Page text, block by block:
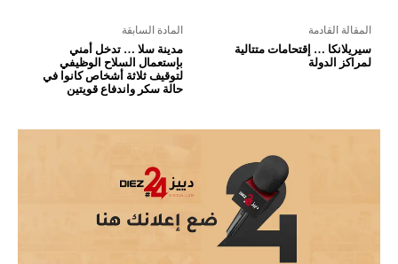
المادة السابقة
مدينة سلا … تدخل أمني
بإستعمال السلاح الوظيفي
لتوقيف ثلاثة أشخاص كانوا في
حالة سكر واندفاع قويتين
المقالة القادمة
سيريلانكا … إقتحامات متتالية
لمراكز الدولة